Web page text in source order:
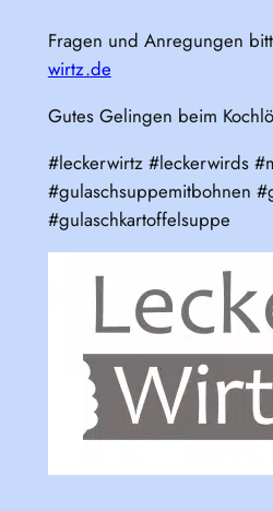
Fragen und Anregungen
wirtz.de
Gutes Gelingen beim
#leckerwirtz #leckerwirds
#gulaschsuppemitbohnen
#gulaschkartoffelsuppe